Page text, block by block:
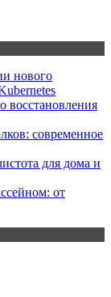
нового
восстановления
современное
для дома и
от